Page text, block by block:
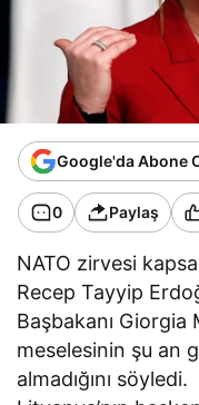
Google'da Abone
0 Paylaş
NATO zirvesi
Recep Tayyip
Başbakanı Giorgia
meselesinin şu an
almadığını söyledi.